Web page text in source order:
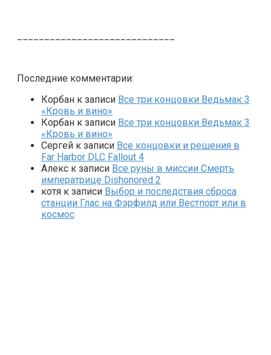
Последние комментарии:
Корбан к записи Все три концовки Ведьмак 3
«Кровь и вино»
Корбан к записи Все три концовки Ведьмак 3
«Кровь и вино»
Сергей к записи Все концовки и решения в
Far Harbor DLC Fallout 4
Алекс к записи Все руны в миссии Смерть
императрице Dishonored 2
котя к записи Выбор и последствия сброса
станции Глас на Фэрфилд или Вестпорт или в
космос